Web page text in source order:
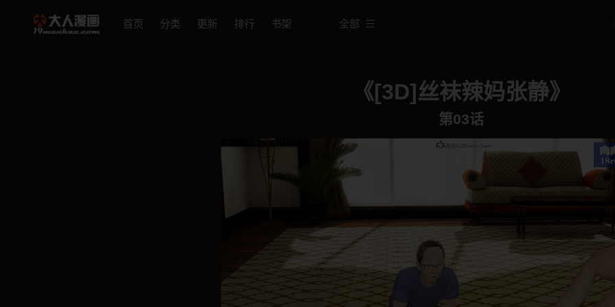
首页 分类 更新 排行 书架 全部
《[3D]丝袜辣妈张静》
第03话